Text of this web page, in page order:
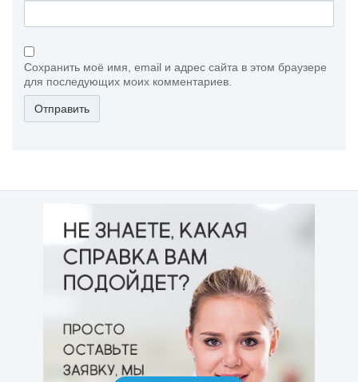
Сохранить моё имя, email и адрес сайта в этом браузере
для последующих моих комментариев.
Отправить